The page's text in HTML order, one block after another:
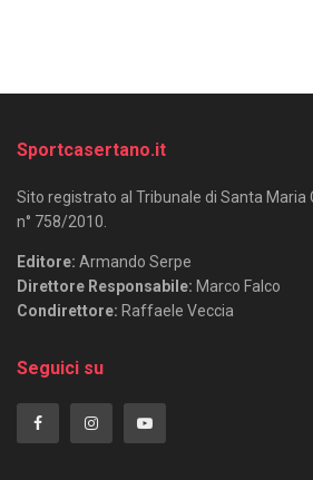
Sportcasertano.it
Sito registrato al Tribunale di Santa Maria
n° 758/2010.
Editore: Armando Serpe
Direttore Responsabile: Marco Falco
Condirettore: Raffaele Veccia
Seguici su